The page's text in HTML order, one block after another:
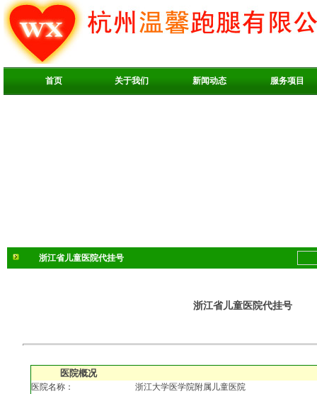
首页 关于我们 新闻动态 服务项目
浙江省儿童医院代挂号
浙江省儿童医院代挂号
医院概况
医院名称：
浙江大学医学院附属儿童医院